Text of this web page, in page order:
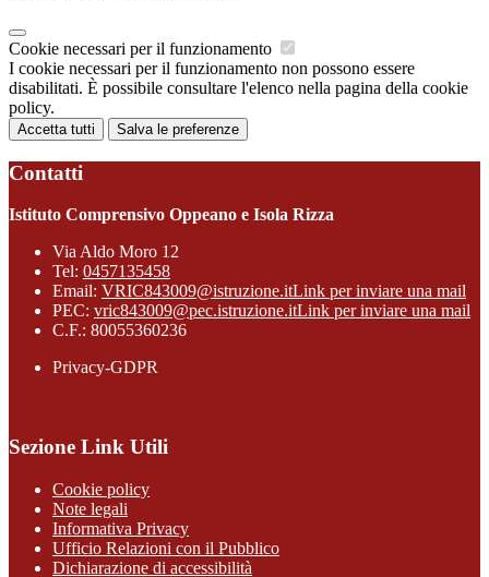
Cookie necessari per il funzionamento
I cookie necessari per il funzionamento non possono essere
disabilitati. È possibile consultare l'elenco nella pagina della cookie
policy.
Accetta tutti Salva le preferenze
Contatti
Istituto Comprensivo Oppeano e Isola Rizza
Via Aldo Moro 12
Tel: 0457135458
Email: VRIC843009@istruzione.itLink per inviare una mail
PEC: vric843009@pec.istruzione.itLink per inviare una mail
C.F.: 80055360236
Privacy-GDPR
Sezione Link Utili
Cookie policy
Note legali
Informativa Privacy
Ufficio Relazioni con il Pubblico
Dichiarazione di accessibilità